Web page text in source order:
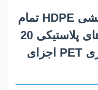
دستگاه قالب گیری دمشی HDPE تمام
اتوماتیک برای بطری های پلاستیکی 20
لیتری 25 لیتری 30 لیتری PET اجزای